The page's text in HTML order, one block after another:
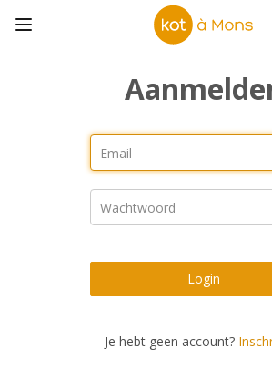
Login
Je hebt geen account?